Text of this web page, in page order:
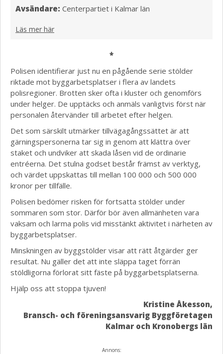
Avsändare: Centerpartiet i Kalmar län
Läs mer här
*
Polisen identifierar just nu en pågående serie stölder
riktade mot byggarbetsplatser i flera av landets
polisregioner. Brotten sker ofta i kluster och genomförs
under helger. De upptäcks och anmäls vanligtvis först när
personalen återvänder till arbetet efter helgen.
Det som särskilt utmärker tillvägagångssättet är att
gärningspersonerna tar sig in genom att klättra över
staket och undviker att skada låsen vid de ordinarie
entréerna. Det stulna godset består främst av verktyg,
och värdet uppskattas till mellan 100 000 och 500 000
kronor per tillfälle.
Polisen bedömer risken för fortsatta stölder under
sommaren som stor. Därför bör även allmänheten vara
vaksam och larma polis vid misstänkt aktivitet i närheten av
byggarbetsplatser.
Minskningen av byggstölder visar att rätt åtgärder ger
resultat. Nu gäller det att inte släppa taget förrän
stöldligorna förlorat sitt fäste på byggarbetsplatserna.
Hjälp oss att stoppa tjuven!
Kristine Åkesson,
Bransch- och föreningsansvarig Byggföretagen
Kalmar och Kronobergs län
Annons: